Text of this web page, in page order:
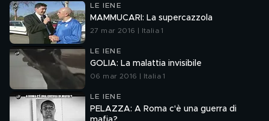
LE IENE
MAMMUCARI: La supercazzola
27 mar 2016 | Italia 1
LE IENE
GOLIA: La malattia invisibile
06 mar 2016 | Italia 1
LE IENE
PELAZZA: A Roma c'è una guerra di